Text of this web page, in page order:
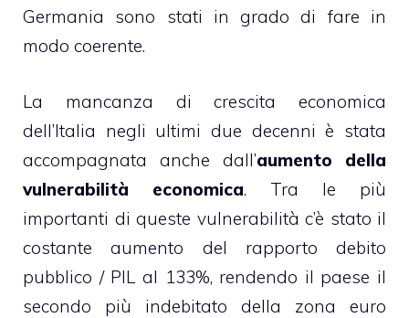
Germania sono stati in grado di fare in
modo coerente.
La mancanza di crescita economica
dell’Italia negli ultimi due decenni è stata
accompagnata anche dall’aumento della
vulnerabilità economica. Tra le più
importanti di queste vulnerabilità c’è stato il
costante aumento del rapporto debito
pubblico / PIL al 133%, rendendo il paese il
secondo più indebitato della zona euro